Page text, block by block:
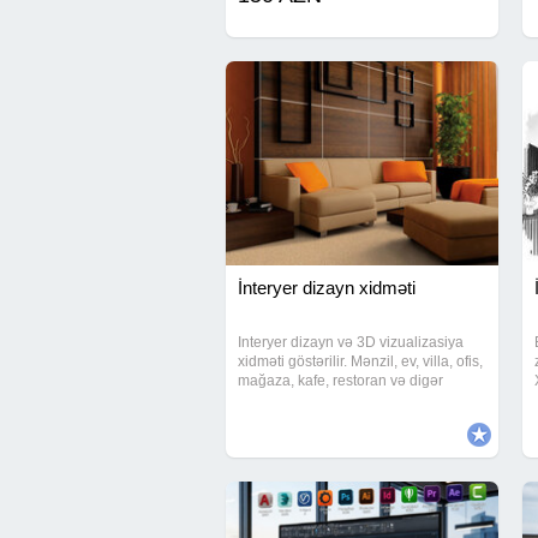
İnteryer dizayn xidməti
Interyer dizayn və 3D vizualizasiya
xidməti göstərilir. Mənzil, ev, villa, ofis,
mağaza, kafe, restoran və digər